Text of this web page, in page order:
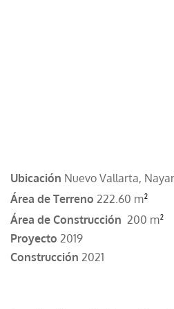
Ubicación Nuevo Vallarta,
Área de Terreno 222.60 m²
Área de Construcción 200 m²
Proyecto 2019
Construcción 2021